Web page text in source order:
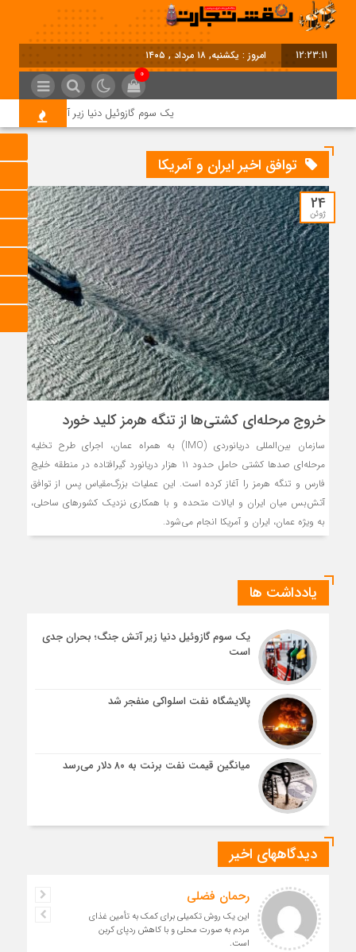
12:23:11 امروز : یکشنبه, ۱۸ مرداد , ۱۴۰۵
0
یک سوم گازوئیل دنیا زیر آتش جنگ؛
توافق اخیر ایران و آمریکا
24
ژوئن
خروج مرحله‌ای کشتی‌ها از تنگه هرمز کلید خورد
سازمان بین‌المللی دریانوردی (IMO) به همراه عمان، اجرای طرح تخلیه
مرحله‌ای صد‌ها کشتی حامل حدود ۱۱ هزار دریانورد گیرافتاده در منطقه خلیج
فارس و تنگه هرمز را آغاز کرده است. این عملیات بزرگ‌مقیاس پس از توافق
آتش‌بس میان ایران و ایالات متحده و با همکاری نزدیک کشور‌های ساحلی،
به ویژه عمان، ایران و آمریکا انجام می‌شود.
یادداشت ها
یک سوم گازوئیل دنیا زیر آتش جنگ؛ بحران جدی
است
پالایشگاه نفت اسلواکی منفجر شد
میانگین قیمت نفت برنت به ۸۰ دلار می‌رسد
دیدگاههای اخیر
رحمان فضلی
این یک روش تکمیلی برای کمک به تأمین غذای
مردم به صورت محلی و با کاهش ردپای کربن
است.